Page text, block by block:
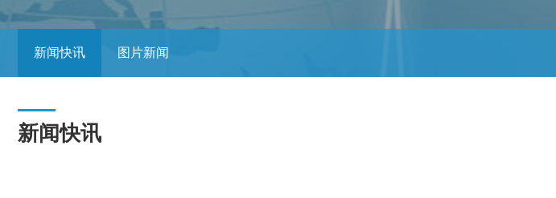
新闻快讯 图片新闻
新闻快讯